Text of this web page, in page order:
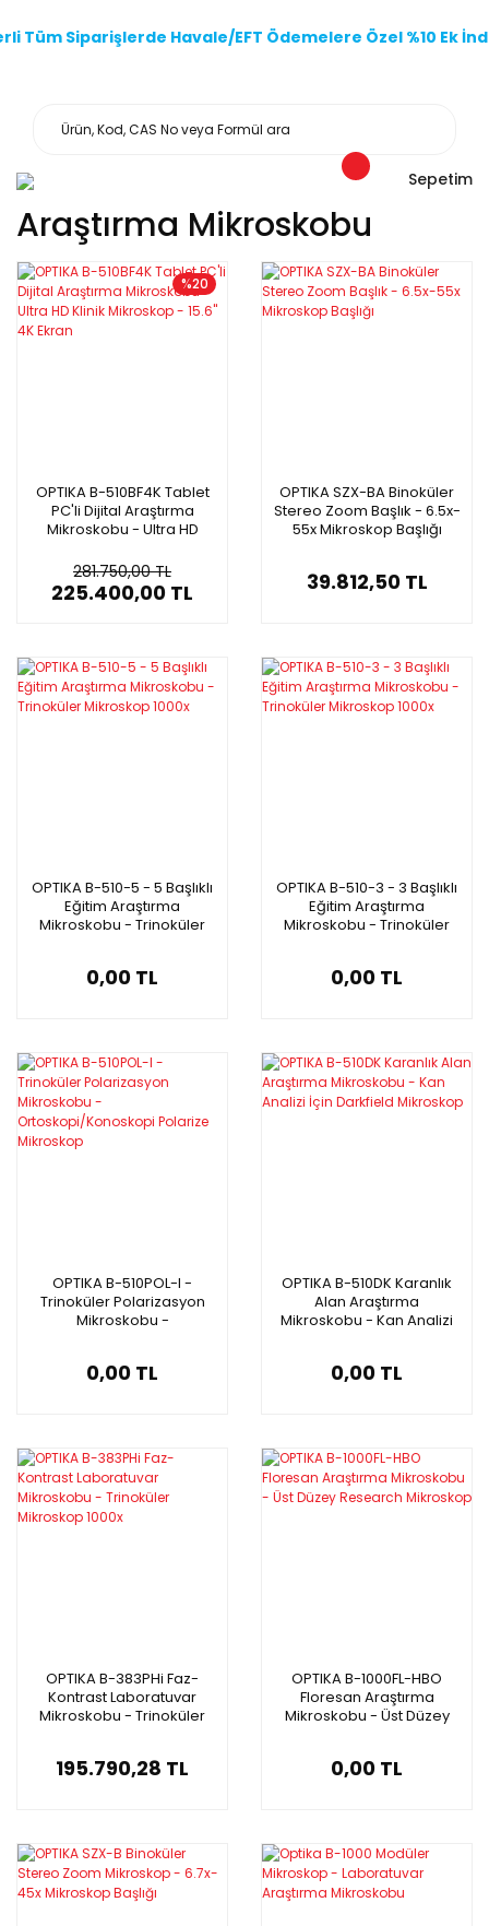
Tüm Siparişlerde Havale/EFT Ödemelere Özel %10 Ek
Sepetim
Araştırma Mikroskobu
%20
OPTIKA B-510BF4K Tablet
PC'li Dijital Araştırma
Mikroskobu - Ultra HD
Ekran
281.750,00 TL
225.400,00 TL
OPTIKA SZX-BA Binoküler
Stereo Zoom Başlık - 6.5x-
55x Mikroskop Başlığı
39.812,50 TL
OPTIKA B-510-5 - 5 Başlıklı
Eğitim Araştırma
Mikroskobu - Trinoküler
0,00 TL
OPTIKA B-510-3 - 3 Başlıklı
Eğitim Araştırma
Mikroskobu - Trinoküler
0,00 TL
OPTIKA B-510POL-I -
Trinoküler Polarizasyon
Mikroskobu -
0,00 TL
OPTIKA B-510DK Karanlık
Alan Araştırma
Mikroskobu - Kan Analizi
0,00 TL
OPTIKA B-383PHi Faz-
Kontrast Laboratuvar
Mikroskobu - Trinoküler
195.790,28 TL
OPTIKA B-1000FL-HBO
Floresan Araştırma
Mikroskobu - Üst Düzey
0,00 TL